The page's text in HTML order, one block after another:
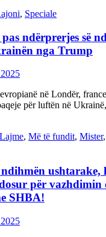
, Speciale
ndërprerjes së
nga Trump
në Londër,
për luftën në
Lajme, Më të fundit, Mister,
ushtarake,
për vazhdimin
SHBA!